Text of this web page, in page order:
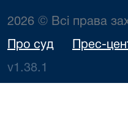
2026 © Всі права
Про суд Прес-
v1.38.1